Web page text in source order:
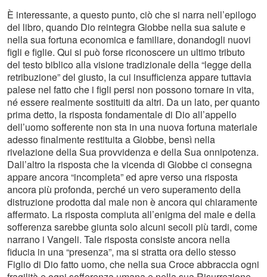
È interessante, a questo punto, ciò che si narra nell’epilogo
del libro, quando Dio reintegra Giobbe nella sua salute e
nella sua fortuna economica e familiare, donandogli nuovi
figli e figlie. Qui si può forse riconoscere un ultimo tributo
del testo biblico alla visione tradizionale della “legge della
retribuzione” del giusto, la cui insufficienza appare tuttavia
palese nel fatto che i figli persi non possono tornare in vita,
né essere realmente sostituiti da altri. Da un lato, per quanto
prima detto, la risposta fondamentale di Dio all’appello
dell’uomo sofferente non sta in una nuova fortuna materiale
adesso finalmente restituita a Giobbe, bensì nella
rivelazione della Sua provvidenza e della Sua onnipotenza.
Dall’altro la risposta che la vicenda di Giobbe ci consegna
appare ancora “incompleta” ed apre verso una risposta
ancora più profonda, perché un vero superamento della
distruzione prodotta dal male non è ancora qui chiaramente
affermato. La risposta compiuta all’enigma del male e della
sofferenza sarebbe giunta solo alcuni secoli più tardi, come
narrano i Vangeli. Tale risposta consiste ancora nella
fiducia in una “presenza”, ma si stratta ora dello stesso
Figlio di Dio fatto uomo, che nella sua Croce abbraccia ogni